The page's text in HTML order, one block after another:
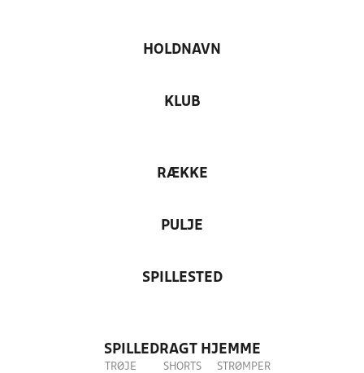
HOLDNAVN
KLUB
RÆKKE
PULJE
SPILLESTED
SPILLEDRAGT HJEMME
TRØJE SHORTS STRØMPER